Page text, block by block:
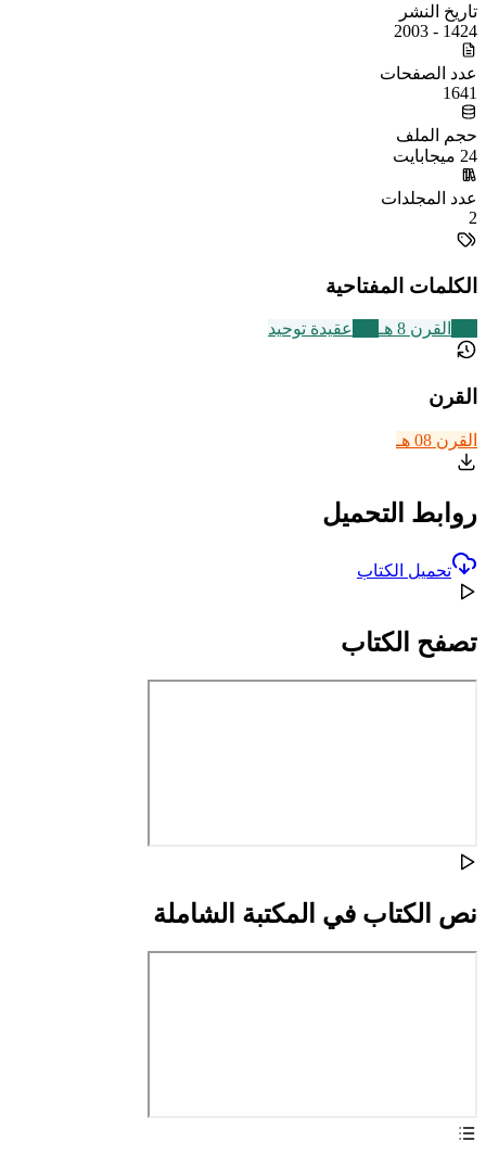
تاريخ النشر
1424 - 2003
عدد الصفحات
1641
حجم الملف
24 ميجابايت
عدد المجلدات
2
الكلمات المفتاحية
القرن 8 هـ عقيدة توحيد
القرن
القرن 08 هـ
روابط التحميل
تحميل الكتاب
تصفح الكتاب
نص الكتاب في المكتبة الشاملة